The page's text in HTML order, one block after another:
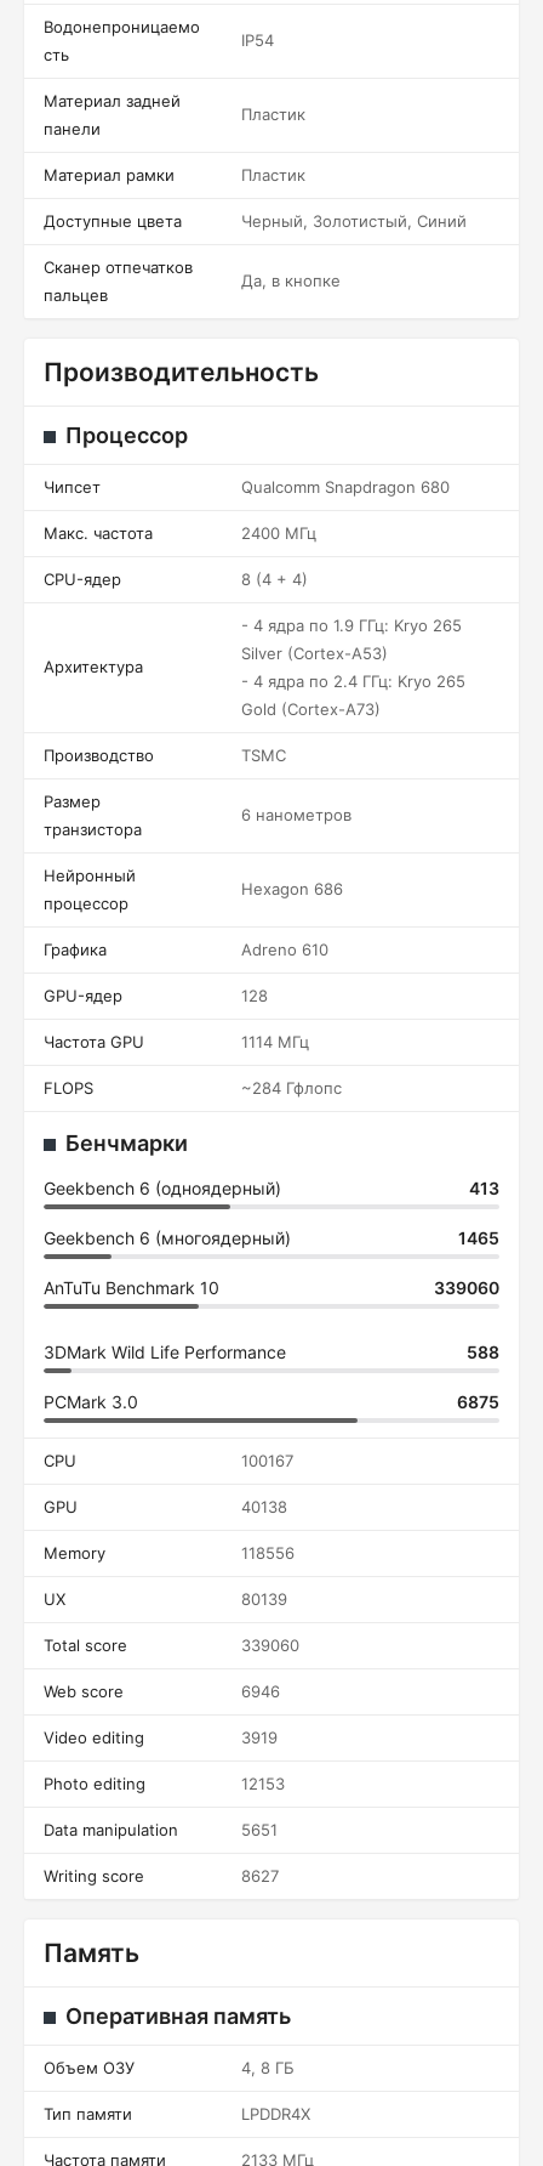
Водонепроницаемо
сть
IP54
Материал задней
панели
Пластик
Материал рамки Пластик
Доступные цвета Черный, Золотистый, Синий
Сканер отпечатков
пальцев
Да, в кнопке
Производительность
Процессор
Чипсет Qualcomm Snapdragon 680
Макс. частота 2400 МГц
CPU-ядер 8 (4 + 4)
Архитектура
- 4 ядра по 1.9 ГГц: Kryo 265
Silver (Cortex-A53)
- 4 ядра по 2.4 ГГц: Kryo 265
Gold (Cortex-A73)
Производство TSMC
Размер
транзистора
6 нанометров
Нейронный
процессор
Hexagon 686
Графика Adreno 610
GPU-ядер 128
Частота GPU 1114 МГц
FLOPS ~284 Гфлопс
Бенчмарки
Geekbench 6 (одноядерный) 413
Geekbench 6 (многоядерный) 1465
AnTuTu Benchmark 10 339060
3DMark Wild Life Performance 588
PCMark 3.0 6875
CPU 100167
GPU 40138
Memory 118556
UX 80139
Total score 339060
Web score 6946
Video editing 3919
Photo editing 12153
Data manipulation 5651
Writing score 8627
Память
Оперативная память
Объем ОЗУ 4, 8 ГБ
Тип памяти LPDDR4X
Частота памяти 2133 МГц